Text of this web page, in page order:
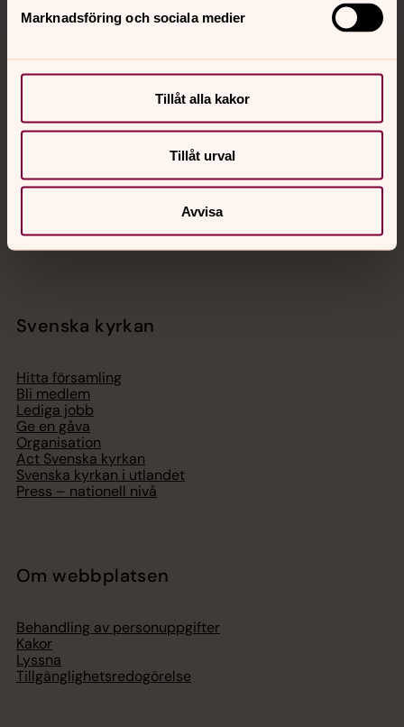
Marknadsföring och sociala medier
Tillåt alla kakor
Tillåt urval
Avvisa
Jourhavande präst
Akut samtals- och krisstöd. Prata eller chatta anonymt
Chatt
Telefon 112
Svenska kyrkan
Hitta församling
Bli medlem
Lediga jobb
Ge en gåva
Organisation
Act Svenska kyrkan
Svenska kyrkan i utlandet
Press – nationell nivå
Om webbplatsen
Behandling av personuppgifter
Kakor
Lyssna
Tillgänglighetsredogörelse